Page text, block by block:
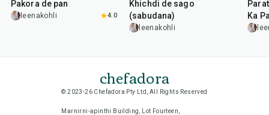
Pakora de pan
leenakohli 4.0
Khichdi de sago
(sabudana)
leenakohli
Ka
chefadora
© 2023-26 Chefadora Pty Ltd, All Rights Reserved
Marnirni-apinthi Building, Lot Fourteen,